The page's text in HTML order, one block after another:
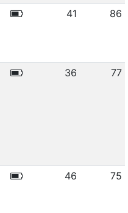
41 86
36 77
46 75